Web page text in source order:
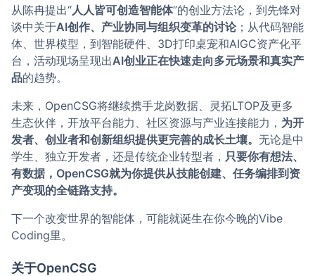
从陈冉提出“人人皆可创造智能体”的创业方法论，到先锋对
谈中关于AI创作、产业协同与组织变革的讨论；从代码智能
体、世界模型，到智能硬件、3D打印桌宠和AIGC资产化平
台，活动现场呈现出AI创业正在快速走向多元场景和真实产
品的趋势。
未来，OpenCSG将继续携手龙岗数据、灵拓LTOP及更多
生态伙伴，开放平台能力、社区资源与产业连接能力， 为开
发者、创业者和创新组织提供更完善的成长土壤。 无论是中
学生、独立开发者，还是传统企业转型者， 只要你有想法、
有数据，OpenCSG就为你提供从技能创建、任务编排到资
产变现的全链路支持。
下一个改变世界的智能体，可能就诞生在你今晚的Vibe
Coding里。
关于OpenCSG